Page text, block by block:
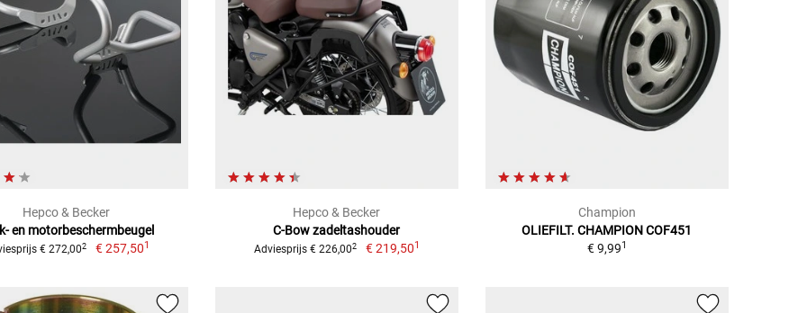
Hepco & Becker
en motorbeschermbeugel
€ 272,002 € 257,501
Hepco & Becker
C-Bow zadeltashouder
Adviesprijs € 226,002 € 219,501
Champion
OLIEFILT. CHAMPION COF451
€ 9,991